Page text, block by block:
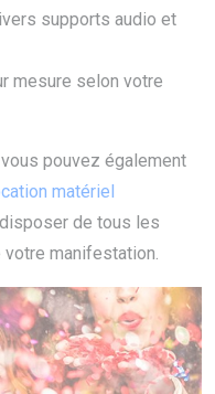
supports audio et
mesure selon votre
pouvez également
matériel
de tous les
manifestation.